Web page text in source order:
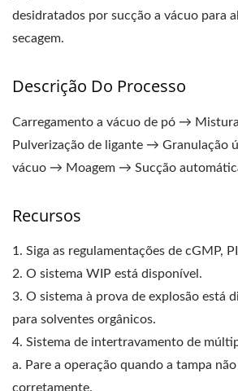
desidratados por sucção a vácuo para
secagem.
Descrição Do Processo
Carregamento a vácuo de pó →
Pulverização de ligante → Granulação
vácuo → Moagem → Sucção
Recursos
1. Siga as regulamentações de cGMP,
2. O sistema WIP está disponível.
3. O sistema à prova de explosão está
para solventes orgânicos.
4. Sistema de intertravamento de
a. Pare a operação quando a tampa
corretamente.